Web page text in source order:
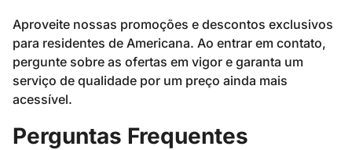
Aproveite nossas promoções e descontos exclusivos
para residentes de Americana. Ao entrar em contato,
pergunte sobre as ofertas em vigor e garanta um
serviço de qualidade por um preço ainda mais
acessível.
Perguntas Frequentes